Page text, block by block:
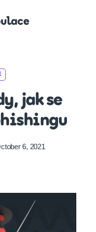
jak se
6, 2021